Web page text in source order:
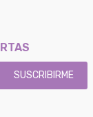
SUSCRIBIRME